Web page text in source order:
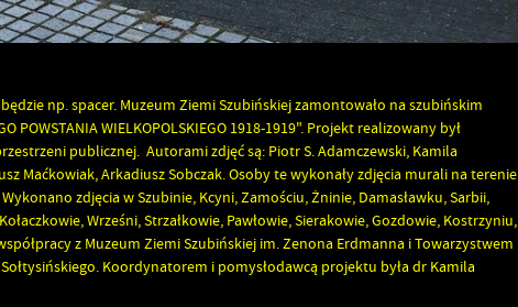
np. spacer. Muzeum Ziemi Szubińskiej zamontowało na szubińskim
POWSTANIA WIELKOPOLSKIEGO 1918-1919". Projekt realizowany był
publicznej. Autorami zdjęć są: Piotr S. Adamczewski, Kamila
Maćkowiak, Arkadiusz Sobczak. Osoby te wykonały zdjęcia murali na terenie
zdjęcia w Szubinie, Kcyni, Zamościu, Żninie, Damasławku, Sarbii,
Wrześni, Strzałkowie, Pawłowie, Sierakowie, Gozdowie, Kostrzyniu,
z Muzeum Ziemi Szubińskiej im. Zenona Erdmanna i Towarzystwem
Koordynatorem i pomysłodawcą projektu była dr Kamila